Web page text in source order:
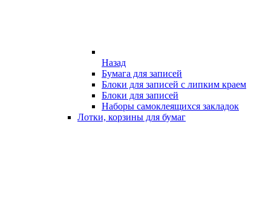
Назад
Бумага для записей
Блоки для записей с липким краем
Блоки для записей
Наборы самоклеящихся закладок
Лотки, корзины для бумаг